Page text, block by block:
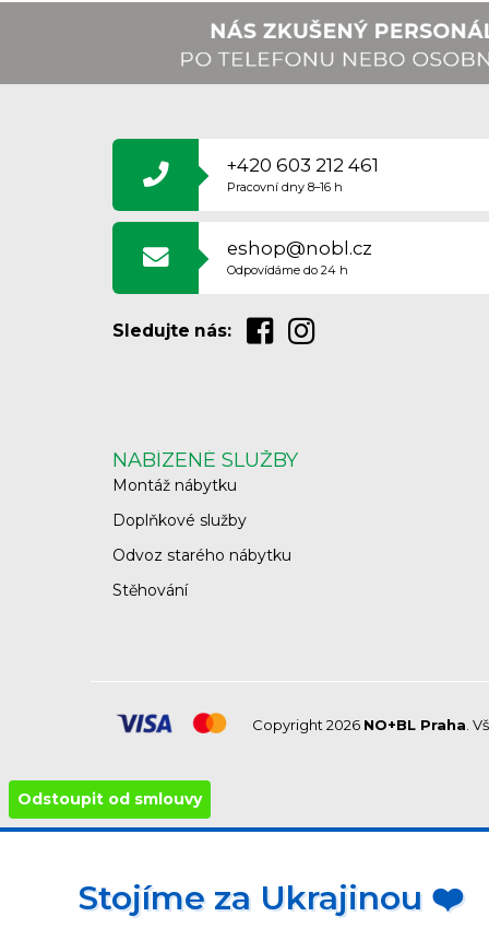
+420 603 212 461
Pracovní dny 8–16 h
eshop@nobl.cz
Odpovídáme do 24 h
Sledujte nás:
NABÍZENÉ SLUŽBY
Montáž nábytku
Doplňkové služby
Odvoz starého nábytku
Stěhování
Copyright 2026 NO+BL Praha .
Odstoupit od smlouvy
Stojíme za Ukrajinou ❤️